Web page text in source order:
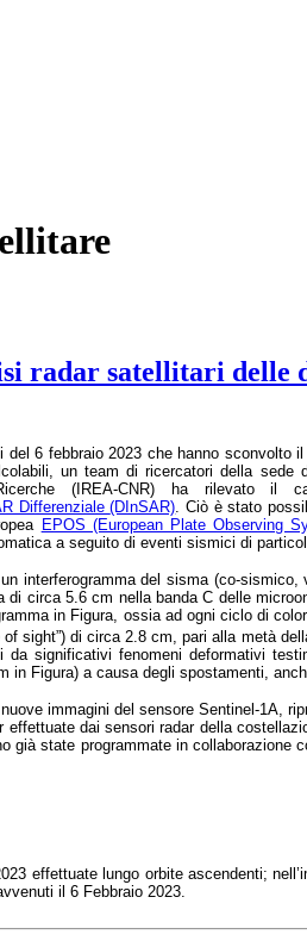
radar satellitari delle
6 febbraio 2023 che hanno sconvolto
un team di ricercatori della sede
(IREA-CNR) ha rilevato il
Differenziale(DInSAR)
Ciò è stato
EPOS (European Plate Observing
a seguito di eventi sismici di
interferogramma del sisma (co-
di circa 5.6 cm nella banda C delle
in Figura, ossia ad ogni ciclo di
of sight”) di circa 2.8 cm, pari alla metà
significativi fenomeni deformativi
in Figura) a causa degli spostamenti,
immagini del sensore Sentinel-1A,
dai sensori radar della
già state programmate in
effettuate lungo orbite ascendenti;
il 6 Febbraio 2023.